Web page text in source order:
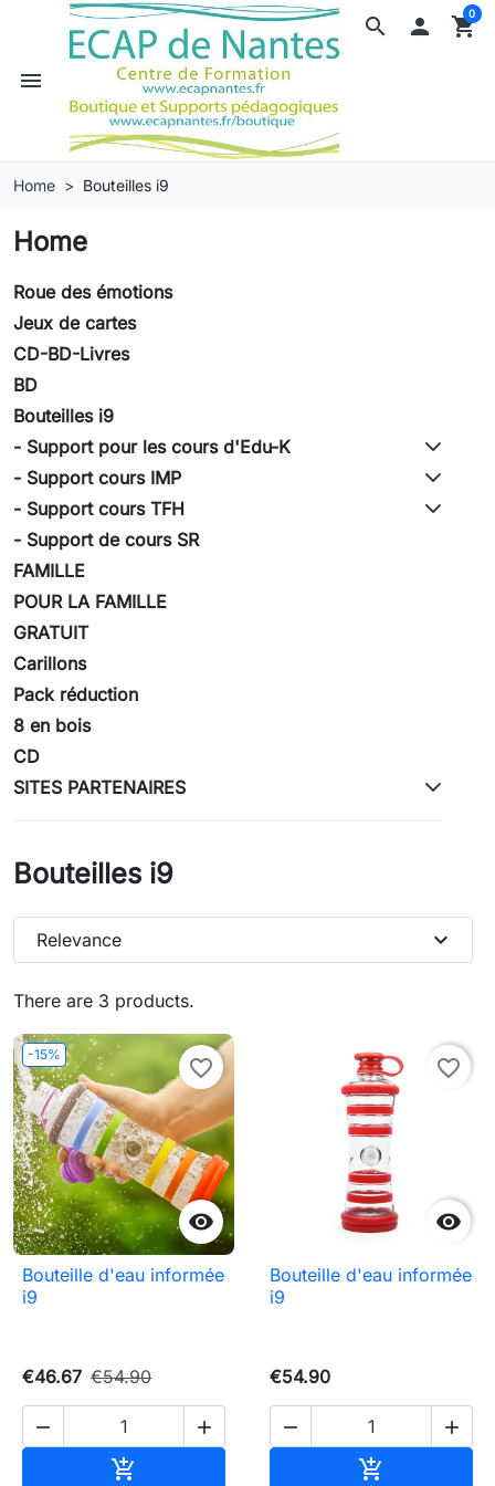
search
menu
 shopping_cart
0
Home Bouteilles i9
Home
Roue des émotions
Jeux de cartes
CD-BD-Livres
BD
Bouteilles i9
- Support pour les cours d'Edu-K
- Support cours IMP
- Support cours TFH
- Support de cours SR
FAMILLE
POUR LA FAMILLE
GRATUIT
Carillons
Pack réduction
8 en bois
CD
SITES PARTENAIRES
Bouteilles i9
There are 3 products.
Relevance expand_more
-15%

favorite_border
Bouteille d'eau informée
i9
€46.67 €54.90
 


favorite_border
Bouteille d'eau informée
i9
€54.90
 
